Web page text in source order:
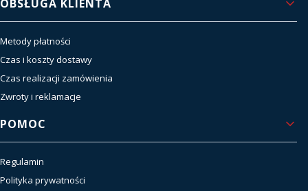
OBSŁUGA KLIENTA
Metody płatności
Czas i koszty dostawy
Czas realizacji zamówienia
Zwroty i reklamacje
POMOC
Regulamin
Polityka prywatności